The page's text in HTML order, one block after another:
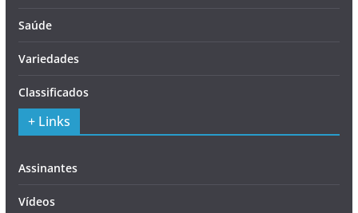
Saúde
Variedades
Classificados
+ Links
Assinantes
Vídeos